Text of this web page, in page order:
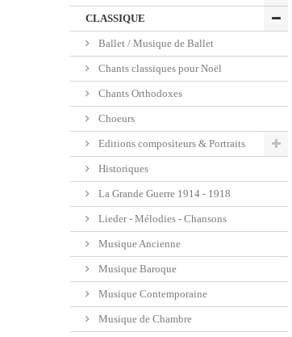
CLASSIQUE
Ballet / Musique de Ballet
Chants classiques pour Noël
Chants Orthodoxes
Choeurs
Editions compositeurs & Portraits
Historiques
La Grande Guerre 1914 - 1918
Lieder - Mélodies - Chansons
Musique Ancienne
Musique Baroque
Musique Contemporaine
Musique de Chambre